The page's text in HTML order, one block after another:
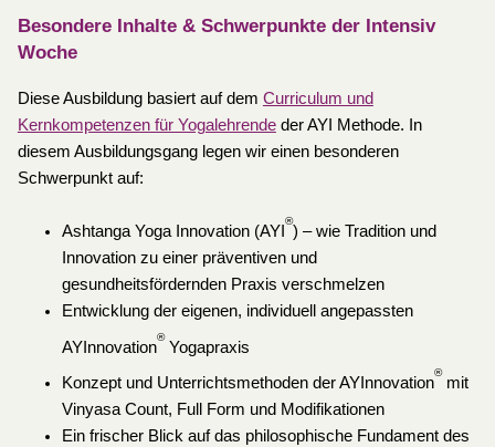
Besondere Inhalte & Schwerpunkte der Intensiv
Woche
Diese Ausbildung basiert auf dem Curriculum und
Kernkompetenzen für Yogalehrendeder AYI Methode. In
diesem Ausbildungsgang legen wir einen besonderen
Schwerpunkt auf:
Ashtanga Yoga Innovation (AYI
®
) – wie Tradition und
Innovation zu einer präventiven und
gesundheitsfördernden Praxis verschmelzen
Entwicklung der eigenen, individuell angepassten
AYInnovation
®
Yogapraxis
Konzept und Unterrichtsmethoden der AYInnovation
®
mit
Vinyasa Count, Full Form und Modifikationen
Ein frischer Blick auf das philosophische Fundament des